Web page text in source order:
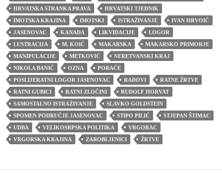
HRVATSKA STRANKA PRAVA
HRVATSKI TJEDNIK
IMOTSKA KRAJINA
IMOTSKI ISTRAŽIVANJE
IVAN HRVOIĆ
JASENOVAC
KANADA LIKVIDACIJE
LOGOR
LUSTRACIJA
M. KOIĆ MAKARSKA
MAKARSKO PRIMORJE
MANIPULACIJE
METKOVIĆ
NERETVANSKI KRAJ
NIKOLA BANIĆ
OZNA
PORAĆE
POSLIJERATNI LOGOR JASENOVAC
RADOVI
RATNE ŽRTVE
RATNI GUBICI
RATNI ZLOČINI
RUDOLF HORVAT
SAMOSTALNO ISTRAŽIVANJE
SLAVKO GOLDSTEIN
SPOMEN PODRUČJE JASENOVAC
STIPO PILIĆ
STJEPAN ŠTIMAC
UDBA
VELIKOSRPSKA POLITIKA
VRGORAC
VRGORSKA KRAJINA
ZAROBLJENICI ŽRTVE